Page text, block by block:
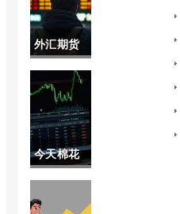
外汇期货
交易中唯
一变动的
是期货的
价格(外汇
今天棉花
期货行情